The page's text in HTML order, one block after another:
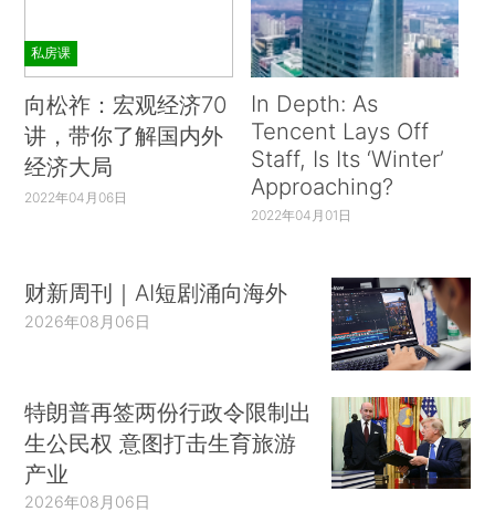
私房课
向松祚：宏观经济70
讲，带你了解国内外
经济大局
2022年04月06日
In Depth: As
Tencent Lays Off
Staff, Is Its ‘Winter’
Approaching?
2022年04月01日
财新周刊｜AI短剧涌向海外
2026年08月06日
特朗普再签两份行政令限制出
生公民权 意图打击生育旅游
产业
2026年08月06日